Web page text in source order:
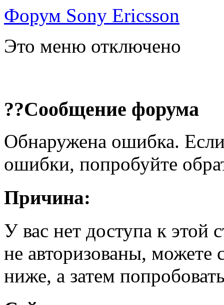
Форум Sony Ericsson
Это меню отключено
??Сообщение форума
Обнаружена ошибка.
ошибки, попробуйте
Причина:
У вас нет доступа к
не авторизованы, можете
ниже, а затем